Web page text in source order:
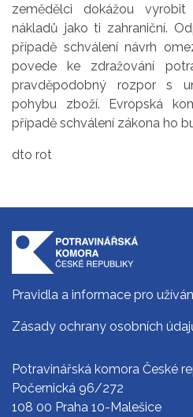
zemědělci dokážou
nákladů jako ti zahraniční.
případě schválení návrh
povede ke zdražování
pravděpodobný rozpor s
pohybu zboží. Evropská
případě schválení zákona ho
dto rot
Pravidla a informace pro
Zásady ochrany osobních
Potravinářská komora České
Počernická 96/272
108 00 Praha 10-Malešice